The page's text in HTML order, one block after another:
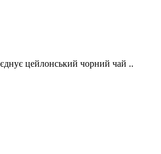
цейлонський чорний чай ..